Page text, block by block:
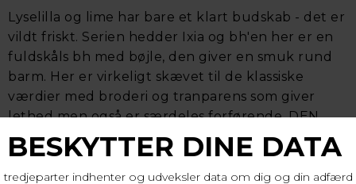
Lyselilla og lime har bare et klart budskab - det er
vildt friskt. Serien hedder Ixia og bh'en her er en
fuldskåls bh med bøjle, den giver en smuk rund
barm. Her er virkeligt skævet til de klassiske
værdier med broderi og tranparens som giver
lethed men også er særdeles forførende. DEN
HER ER EN ABSOLUT BESTSELLER, straks lageret
er fyldt, tømmes det igen - og med rette. Skåle er
uden foring, de har bøjler og stroppernes bredde